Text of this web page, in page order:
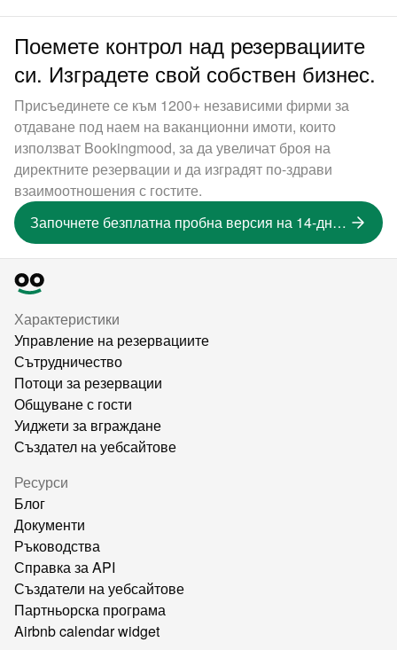
Поемете контрол над резервациите
си. Изградете свой собствен бизнес.
Присъединете се към 1200+ независими фирми за
отдаване под наем на ваканционни имоти, които
използват Bookingmood, за да увеличат броя на
директните резервации и да изградят по-здрави
взаимоотношения с гостите.
Започнете безплатна пробна версия на 14-дневна версия
Характеристики
Управление на резервациите
Сътрудничество
Потоци за резервации
Общуване с гости
Уиджети за вграждане
Създател на уебсайтове
Ресурси
Блог
Документи
Ръководства
Справка за API
Създатели на уебсайтове
Партньорска програма
Airbnb calendar widget